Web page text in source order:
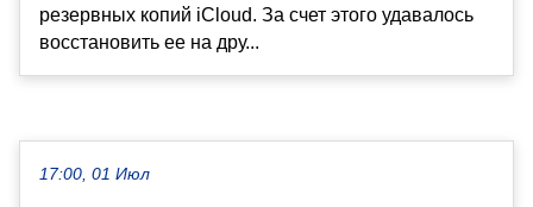
резервных копий iCloud. За счет этого удавалось
восстановить ее на дру...
17:00, 01 Июл